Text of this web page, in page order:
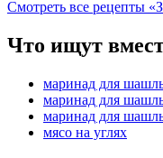
Смотреть все рецепты
Что ищут
маринад для
маринад для
маринад для
мясо на углях